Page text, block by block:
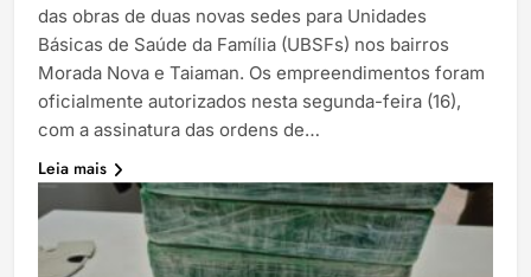
das obras de duas novas sedes para Unidades
Básicas de Saúde da Família (UBSFs) nos bairros
Morada Nova e Taiaman. Os empreendimentos foram
oficialmente autorizados nesta segunda-feira (16),
com a assinatura das ordens de…
Leia mais